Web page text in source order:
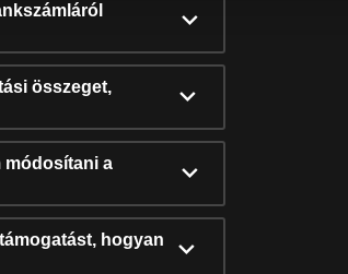
összeget,
módosítani a
hogyan